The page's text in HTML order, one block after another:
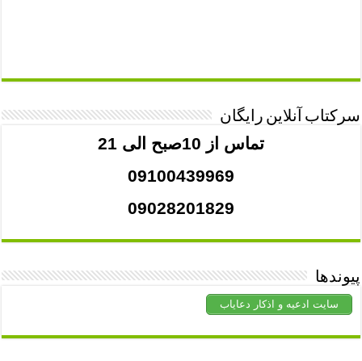
سرکتاب آنلاین رایگان
تماس از 10صبح الی 21
09100439969
09028201829
پیوندها
سایت ادعیه و اذکار دعایاب